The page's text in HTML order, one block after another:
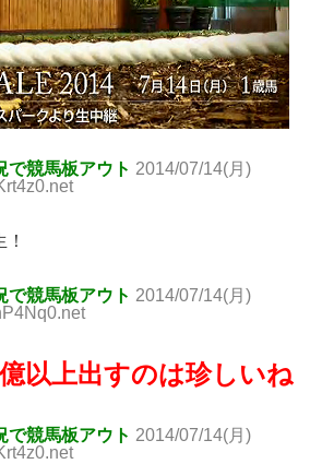
で競馬板アウト 2014/07/14(月)
で競馬板アウト 2014/07/14(月)
以上出すのは珍しいね
で競馬板アウト 2014/07/14(月)